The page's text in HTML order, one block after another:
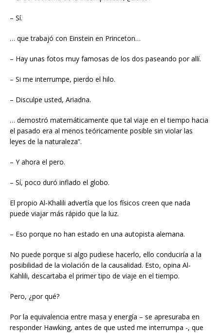
– Sí.
… que trabajó con Einstein en Princeton…
– Hay unas fotos muy famosas de los dos paseando por allí.
– Si me interrumpe, pierdo el hilo.
– Disculpe usted, Ariadna.
… demostró matemáticamente que tal viaje en el tiempo hacia
el pasado era al menos teóricamente posible sin violar las
leyes de la naturaleza”.
– Y ahora el pero.
– Sí, poco duró inflado el globo.
El propio Al-Khalili advertía que los físicos creen que nada
puede viajar más rápido que la luz.
– Eso porque no han estado en una autopista alemana.
No puede porque si algo pudiese hacerlo, ello conduciría a la
posibilidad de la violación de la causalidad. Esto, opina Al-
Kahlili, descartaba el primer tipo de viaje en el tiempo.
Pero, ¿por qué?
Por la equivalencia entre masa y energía – se apresuraba en
responder Hawking, antes de que usted me interrumpa -, que